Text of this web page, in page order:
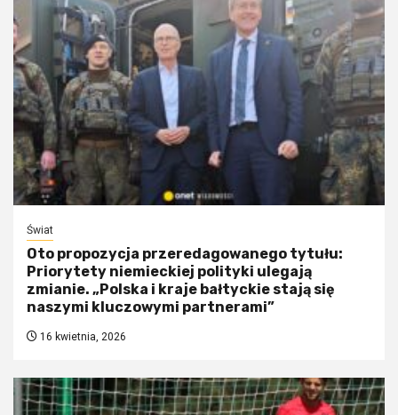
Świat
Oto propozycja przeredagowanego tytułu:
Priorytety niemieckiej polityki ulegają
zmianie. „Polska i kraje bałtyckie stają się
naszymi kluczowymi partnerami”
16 kwietnia, 2026